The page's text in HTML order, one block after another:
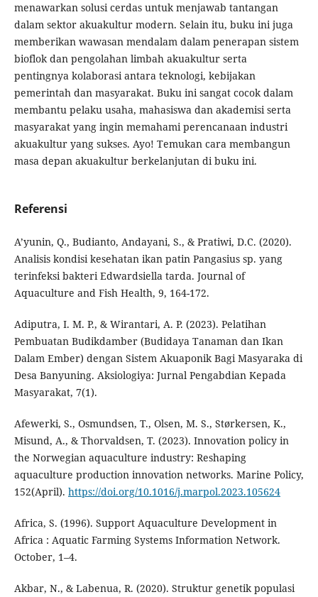
menawarkan solusi cerdas untuk menjawab tantangan
dalam sektor akuakultur modern. Selain itu, buku ini juga
memberikan wawasan mendalam dalam penerapan sistem
bioflok dan pengolahan limbah akuakultur serta
pentingnya kolaborasi antara teknologi, kebijakan
pemerintah dan masyarakat. Buku ini sangat cocok dalam
membantu pelaku usaha, mahasiswa dan akademisi serta
masyarakat yang ingin memahami perencanaan industri
akuakultur yang sukses. Ayo! Temukan cara membangun
masa depan akuakultur berkelanjutan di buku ini.
Referensi
A’yunin, Q., Budianto, Andayani, S., & Pratiwi, D.C. (2020).
Analisis kondisi kesehatan ikan patin Pangasius sp. yang
terinfeksi bakteri Edwardsiella tarda. Journal of
Aquaculture and Fish Health, 9, 164-172.
Adiputra, I. M. P., & Wirantari, A. P. (2023). Pelatihan
Pembuatan Budikdamber (Budidaya Tanaman dan Ikan
Dalam Ember) dengan Sistem Akuaponik Bagi Masyaraka di
Desa Banyuning. Aksiologiya: Jurnal Pengabdian Kepada
Masyarakat, 7(1).
Afewerki, S., Osmundsen, T., Olsen, M. S., Størkersen, K.,
Misund, A., & Thorvaldsen, T. (2023). Innovation policy in
the Norwegian aquaculture industry: Reshaping
aquaculture production innovation networks. Marine Policy,
152(April). https://doi.org/10.1016/j.marpol.2023.105624
Africa, S. (1996). Support Aquaculture Development in
Africa : Aquatic Farming Systems Information Network.
October, 1–4.
Akbar, N., & Labenua, R. (2020). Struktur genetik populasi